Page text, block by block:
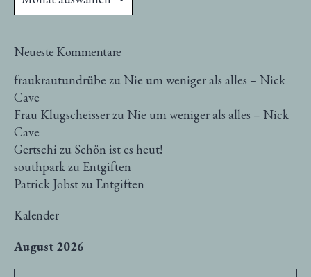
Neueste Kommentare
fraukrautundrübe zu Nie um weniger als alles – Nick
Cave
Frau Klugscheisserzu Nie um weniger als alles – Nick
Cave
Gertschi zu Schön ist es heut!
southparkzu Entgiften
Patrick Jobstzu Entgiften
Kalender
August 2026